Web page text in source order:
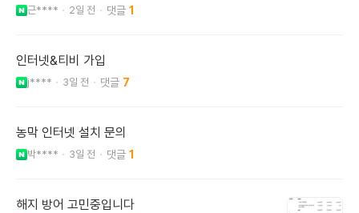
근**** 2일 전 1
인터넷&티비 가입
j**** 3일 전 7
농막 인터넷 설치 문의
박**** 3일 전 1
해지 방어 고민중입니다